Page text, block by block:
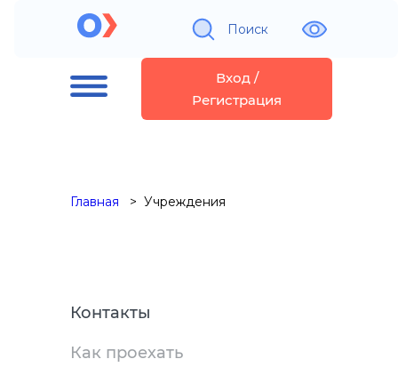
Поиск
Вход /
Регистрация
Главная Учреждения
Контакты
Как проехать